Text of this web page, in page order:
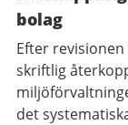
bolag
Efter
skriftlig
det